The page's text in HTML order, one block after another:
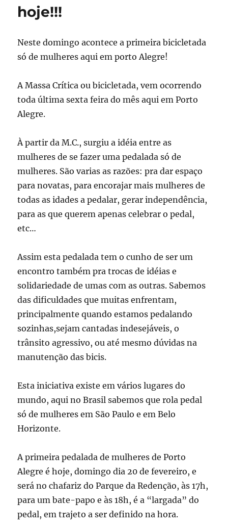
hoje!!!
Neste domingo acontece a primeira bicicletada
só de mulheres aqui em porto Alegre!
A Massa Crítica ou bicicletada, vem ocorrendo
toda última sexta feira do mês aqui em Porto
Alegre.
À partir da M.C., surgiu a idéia entre as
mulheres de se fazer uma pedalada só de
mulheres. São varias as razões: pra dar espaço
para novatas, para encorajar mais mulheres de
todas as idades a pedalar, gerar independência,
para as que querem apenas celebrar o pedal,
etc…
Assim esta pedalada tem o cunho de ser um
encontro também pra trocas de idéias e
solidariedade de umas com as outras. Sabemos
das dificuldades que muitas enfrentam,
principalmente quando estamos pedalando
sozinhas,sejam cantadas indesejáveis, o
trânsito agressivo, ou até mesmo dúvidas na
manutenção das bicis.
Esta iniciativa existe em vários lugares do
mundo, aqui no Brasil sabemos que rola pedal
só de mulheres em São Paulo e em Belo
Horizonte.
A primeira pedalada de mulheres de Porto
Alegre é hoje, domingo dia 20 de fevereiro, e
será no chafariz do Parque da Redenção, às 17h,
para um bate-papo e às 18h, é a “largada” do
pedal, em trajeto a ser definido na hora.